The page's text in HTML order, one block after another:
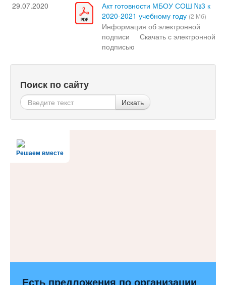
29.07.2020
Акт готовности МБОУ СОШ №3 к
2020-2021 учебному году (2 Мб)
Информация об электронной
подписи
Скачать с электронной
подписью
Поиск по сайту
Искать
Решаем вместе
Есть предложения по организации